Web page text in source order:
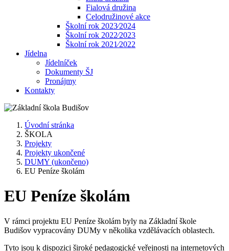
Fialová družina
Celodružinové akce
Školní rok 2023⁄2024
Školní rok 2022⁄2023
Školní rok 2021⁄2022
Jídelna
Jídelníček
Dokumenty ŠJ
Pronájmy
Kontakty
Úvodní stránka
ŠKOLA
Projekty
Projekty ukončené
DUMY (ukončeno)
EU Peníze školám
EU Peníze školám
V rámci projektu EU Peníze školám byly na Základní škole
Budišov vypracovány DUMy v několika vzdělávacích oblastech.
Tyto jsou k dispozici široké pedagogické veřejnosti na internetových